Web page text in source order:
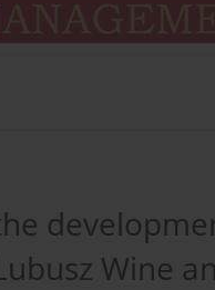
Wine